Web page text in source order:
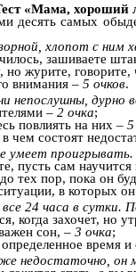
«Мама, хороший
десять самых
хлопот с ним
зашиваете
но журите,
внимания – 5 очков.
непослушны,
– 2 очка;
повлиять на них – 5
чем состоят
умеет проигрывать.
пусть сам научится
тех пор, пока он
в которых
24 часа в
когда захочет, но
сон, – 3 очка;
время
недостаточно,